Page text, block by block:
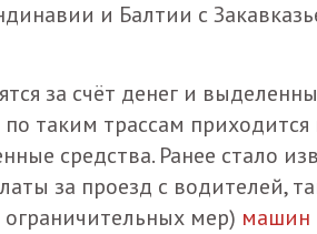
и Балтии с
за счёт денег и
таким трассам
средства. Ранее стало
за проезд с водителей,
ограничительных мер) машин